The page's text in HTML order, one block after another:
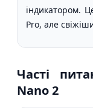
індикатором.
Pro, але
Часті
Nano 2